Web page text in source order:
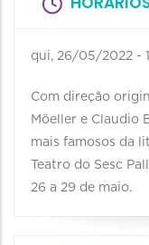
qui, 26/05/2022 -
Com direção
Möeller e Claudio
mais famosos da
Teatro do Sesc
26 a 29 de maio.